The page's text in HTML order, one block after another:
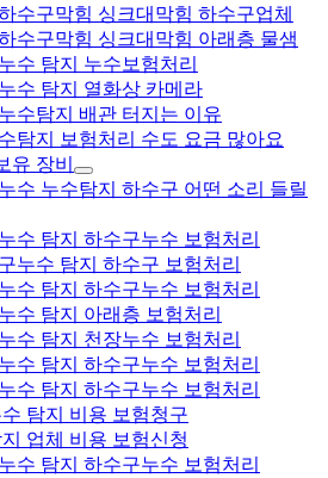
수구막힘 싱크대막힘 하수구업체
수구막힘 싱크대막힘 아래층 물샘
수 탐지 누수보험처리
수 탐지 열화상 카메라
수탐지 배관 터지는 이유
탐지 보험처리 수도 요금 많아요
유 장비
수 누수탐지 하수구 어떤 소리 들릴
수 탐지 하수구누수 보험처리
누수 탐지 하수구 보험처리
수 탐지 하수구누수 보험처리
수 탐지 아래층 보험처리
수 탐지 천장누수 보험처리
수 탐지 하수구누수 보험처리
수 탐지 하수구누수 보험처리
탐지 비용 보험청구
업체 비용 보험신청
수 탐지 하수구누수 보험처리